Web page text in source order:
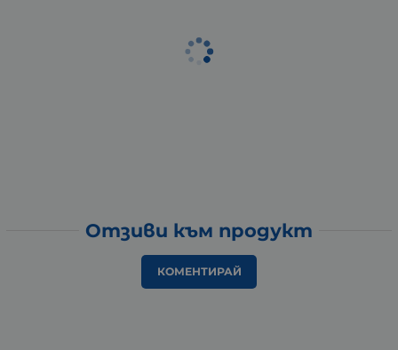
Отзиви към продукт
КОМЕНТИРАЙ